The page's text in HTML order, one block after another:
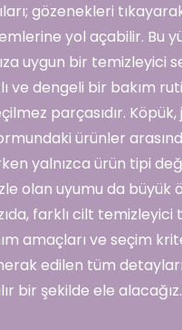
gözenekleri
yol açabilir. Bu
uygun bir temizleyici
ve dengeli bir bakım
parçasıdır. Köpük,
ürünler
yalnızca ürün tipi
olan uyumu da büyük
farklı cilt temizleyici
amaçları ve seçim
edilen tüm
bir şekilde ele alacağız.